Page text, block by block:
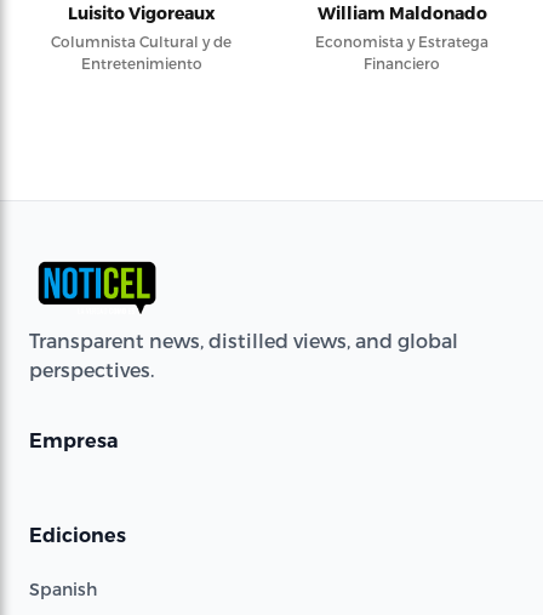
Luisito Vigoreaux
Columnista Cultural y de
Entretenimiento
William Maldonado
Economista y Estratega
Financiero
Transparent news, distilled views, and global
perspectives.
Empresa
Ediciones
Spanish